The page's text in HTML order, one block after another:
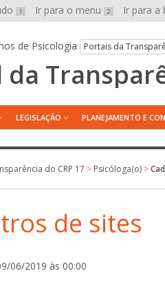
1 Ir para o menu 2 Ir para a
de Psicologia Portais da
da
LEGISLAÇÃO PLANEJAMENTO E
do CRP 17 > Psicóloga(o) >
de sites
06/2019 às 00:00